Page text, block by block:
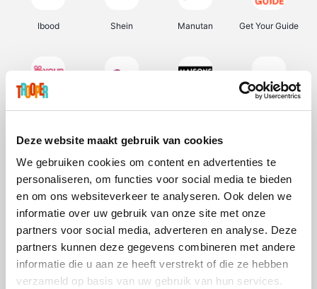
Deze website maakt gebruik van cookies
We gebruiken cookies om content en advertenties te
personaliseren, om functies voor social media te bieden
en om ons websiteverkeer te analyseren. Ook delen we
informatie over uw gebruik van onze site met onze
partners voor social media, adverteren en analyse. Deze
partners kunnen deze gegevens combineren met andere
informatie die u aan ze heeft verstrekt of die ze hebben
verzameld op basis van uw gebruik van hun services.
Ibood Shein Manutan Get Your Guide
Weekendesk Sarenza Schiesser Interhome